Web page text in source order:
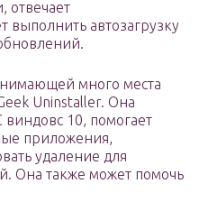
отвечает
выполнить автозагрузку
много места
Uninstaller. Она
10, помогает
приложения,
удаление для
Она также может помочь